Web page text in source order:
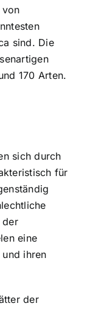
von
sind. Die
170 Arten.
sich durch
für
der
eine
ihren
der